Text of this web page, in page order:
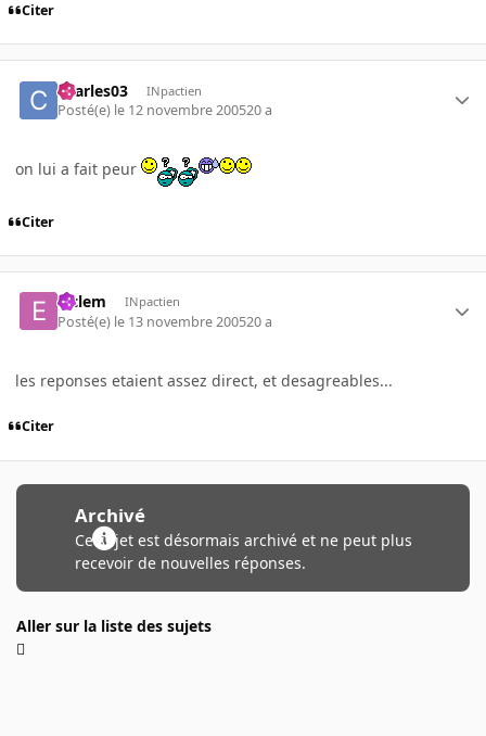
Citer
charles03 INpactien
Posté(e) le 12 novembre 200520 a
on lui a fait peur
Citer
elclem INpactien
Posté(e) le 13 novembre 200520 a
les reponses etaient assez direct, et desagreables...
Citer
Archivé
Ce sujet est désormais archivé et ne peut plus
recevoir de nouvelles réponses.
Aller sur la liste des sujets